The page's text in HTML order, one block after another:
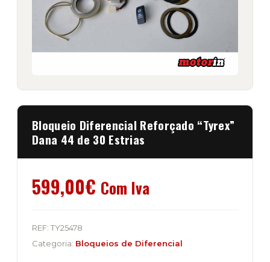
Bloqueio Diferencial Reforçado “Tyrex”
Dana 44 de 30 Estrias
599,00€ Com Iva
REF: TY25478
Categoria: Bloqueios de Diferencial